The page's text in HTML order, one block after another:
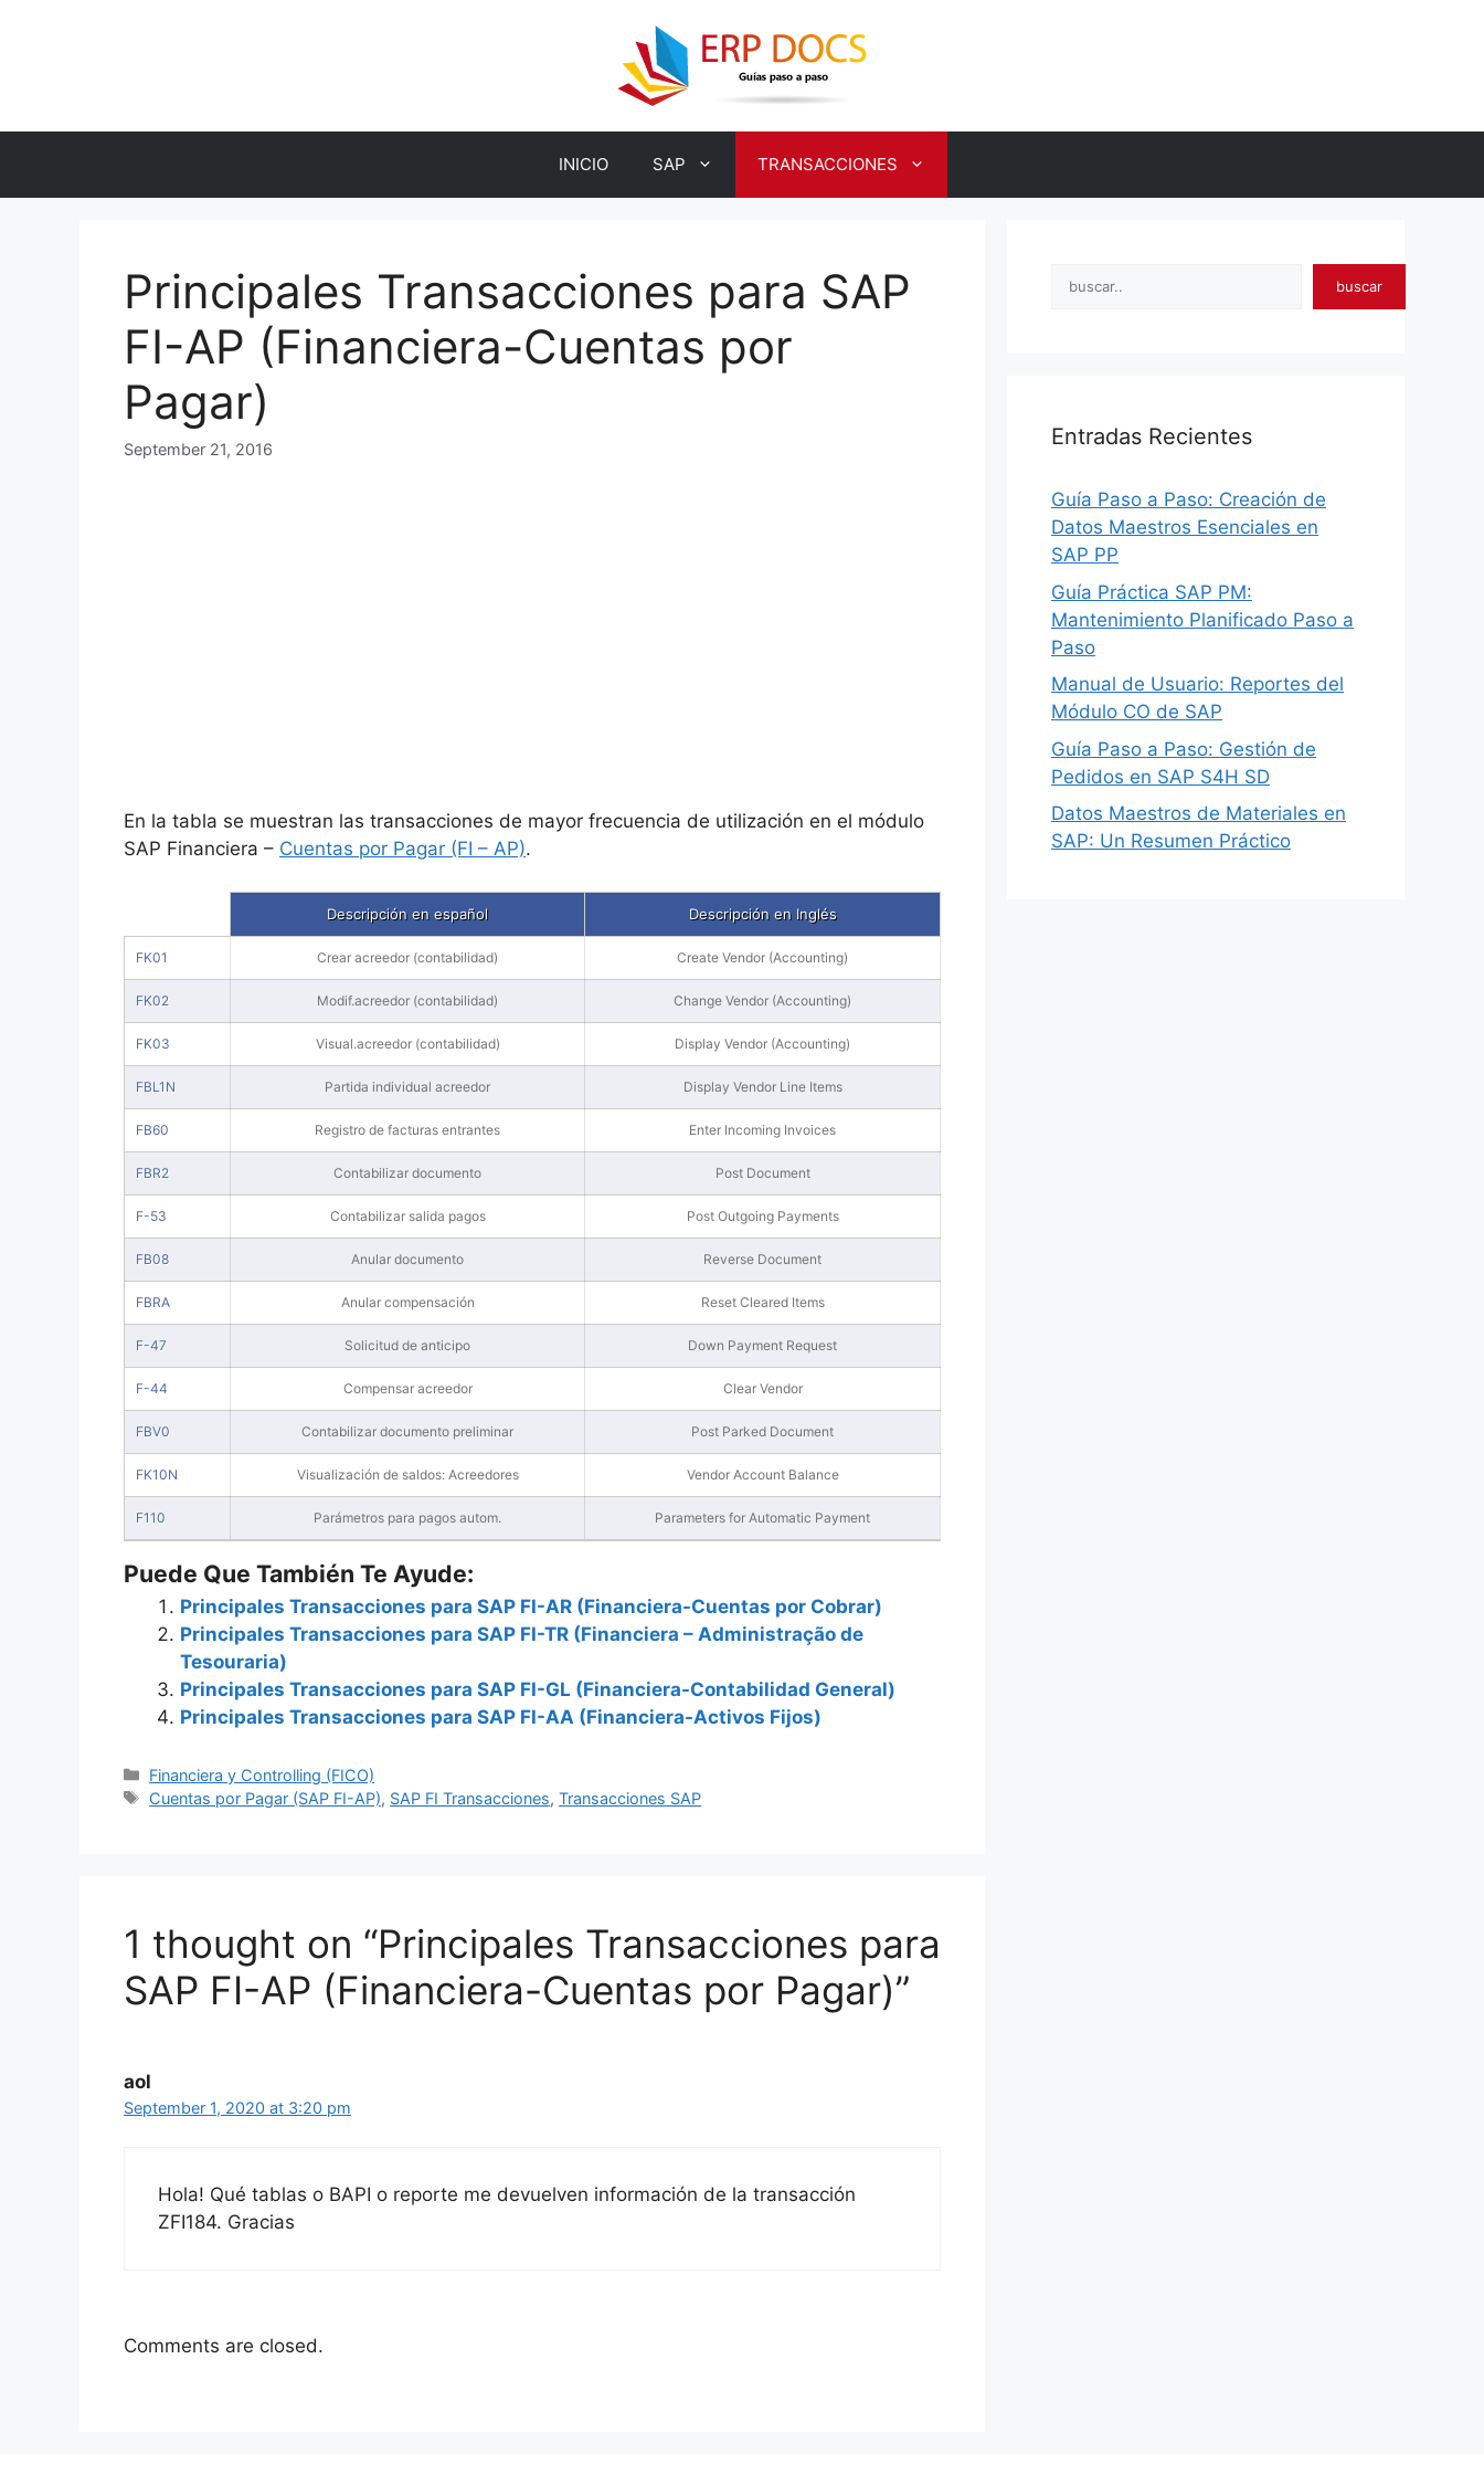
INICIO SAP TRANSACCIONES
Principales Transacciones para SAP
FI-AP (Financiera-Cuentas por
Pagar)
September 21, 2016
En la tabla se muestran las transacciones de mayor frecuencia de utilización en el módulo
SAP Financiera – Cuentas por Pagar (FI – AP).
Descripción en español Descripción en Inglés
FK01 Crear acreedor (contabilidad) Create Vendor (Accounting)
FK02 Modif.acreedor (contabilidad) Change Vendor (Accounting)
FK03 Visual.acreedor (contabilidad) Display Vendor (Accounting)
FBL1N Partida individual acreedor Display Vendor Line Items
FB60 Registro de facturas entrantes Enter Incoming Invoices
FBR2 Contabilizar documento Post Document
F-53 Contabilizar salida pagos Post Outgoing Payments
FB08 Anular documento Reverse Document
FBRA Anular compensación Reset Cleared Items
F-47 Solicitud de anticipo Down Payment Request
F-44 Compensar acreedor Clear Vendor
FBV0 Contabilizar documento preliminar Post Parked Document
FK10N Visualización de saldos: Acreedores Vendor Account Balance
F110 Parámetros para pagos autom. Parameters for Automatic Payment
Puede Que También Te Ayude:
Principales Transacciones para SAP FI-AR (Financiera-Cuentas por Cobrar)
Principales Transacciones para SAP FI-TR (Financiera – Administração de
Tesouraria)
Principales Transacciones para SAP FI-GL (Financiera-Contabilidad General)
Principales Transacciones para SAP FI-AA (Financiera-Activos Fijos)
Categories
Financiera y Controlling (FICO)
Tags
Cuentas por Pagar (SAP FI-AP), SAP FI Transacciones,Transacciones SAP
1 thought on “Principales Transacciones para
SAP FI-AP (Financiera-Cuentas por Pagar)”
aol
September 1, 2020 at 3:20 pm
Hola! Qué tablas o BAPI o reporte me devuelven información de la transacción
ZFI184. Gracias
Comments are closed.
Search buscar
Entradas Recientes
Guía Paso a Paso: Creación de
Datos Maestros Esenciales en
SAP PP
Guía Práctica SAP PM:
Mantenimiento Planificado Paso a
Paso
Manual de Usuario: Reportes del
Módulo CO de SAP
Guía Paso a Paso: Gestión de
Pedidos en SAP S4H SD
Datos Maestros de Materiales en
SAP: Un Resumen Práctico